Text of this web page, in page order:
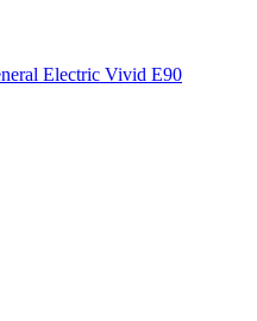
Electric Vivid E90